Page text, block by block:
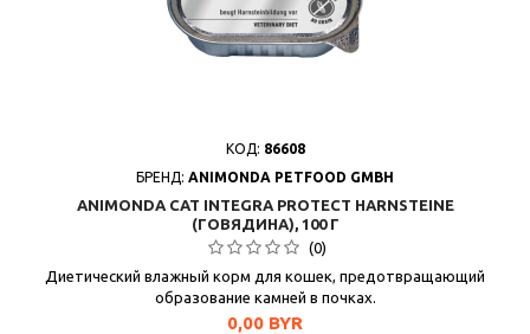
КОД: 86608
БРЕНД: ANIMONDA PETFOOD GMBH
ANIMONDA CAT INTEGRA PROTECT HARNSTEINE
(ГОВЯДИНА), 100 Г
(0)
Диетический влажный корм для кошек, предотвращающий
образование камней в почках.
Цена
0,00 BYR